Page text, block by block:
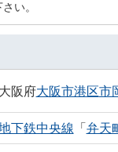
い。
大阪府大阪市港区市
下鉄中央線 「 弁天